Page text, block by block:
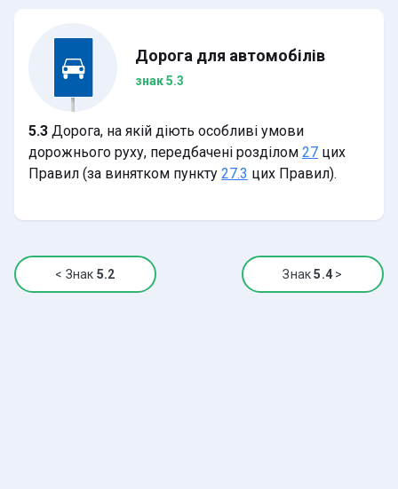
Дорога для автомобілів
знак 5.3
5.3 Дорога, на якій діють особливі умови
дорожнього руху, передбачені розділом 27 цих
Правил (за винятком пункту 27.3 цих Правил).
< Знак 5.2 Знак5.4 >